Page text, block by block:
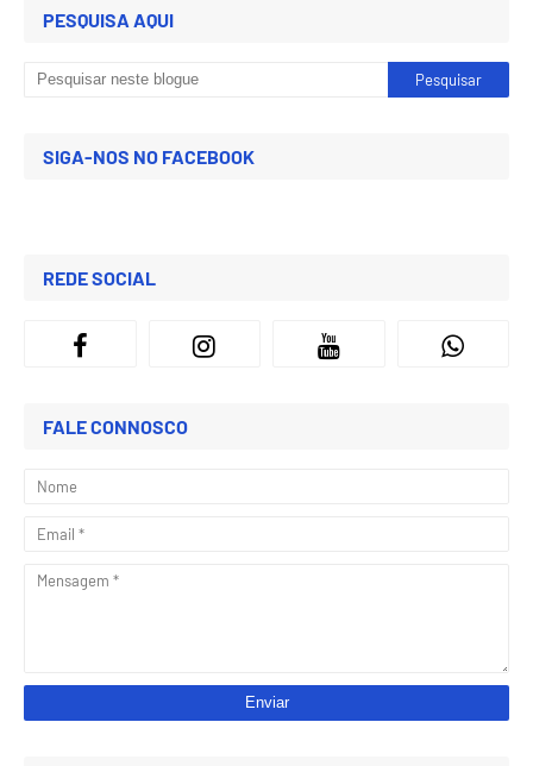
PESQUISA AQUI
SIGA-NOS NO FACEBOOK
REDE SOCIAL
FALE CONNOSCO